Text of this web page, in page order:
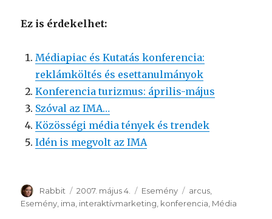
Ez is érdekelhet:
Médiapiac és Kutatás konferencia:
reklámköltés és esettanulmányok
Konferencia turizmus: április-május
Szóval az IMA…
Közösségi média tények és trendek
Idén is megvolt az IMA
Szerző
Rabbit Közzétéve
2007. május 4. Kategória
Esemény Címke
arcus
Esemény ima interaktívmarketing konferencia Média